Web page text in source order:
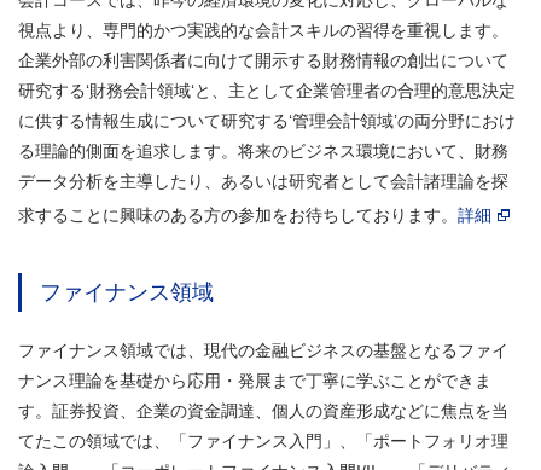
視点より、専門的かつ実践的な会計スキルの習得を重視します。
企業外部の利害関係者に向けて開示する財務情報の創出について
研究する‘財務会計領域‘と、主として企業管理者の合理的意思決定
に供する情報生成について研究する‘管理会計領域’の両分野におけ
る理論的側面を追求します。将来のビジネス環境において、財務
データ分析を主導したり、あるいは研究者として会計諸理論を探
求することに興味のある方の参加をお待ちしております。 詳細
ファイナンス領域
ファイナンス領域では、現代の金融ビジネスの基盤となるファイ
ナンス理論を基礎から応用・発展まで丁寧に学ぶことができま
す。証券投資、企業の資金調達、個人の資産形成などに焦点を当
てたこの領域では、「ファイナンス入門」、「ポートフォリオ理